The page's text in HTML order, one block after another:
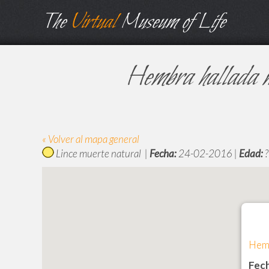
TheVirtualMuseum of Life
Hembra hallada
« Volver al mapa general
Lince muerte natural | Fecha:24-02-2016 | Edad: